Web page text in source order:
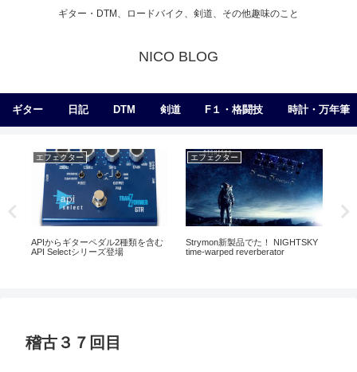
ギター・DTM、ロードバイク、剣道、その他趣味のこと
NICO BLOG
ギター 日記 DTM 剣道 F１・格闘技 時計・万年筆
エフェクター
APIからギターペダル2種類を含む
API Selectシリーズ登場
エフェクター
Strymon新製品でた！ NIGHTSKY
time-warped reverberator
稽古３７回目